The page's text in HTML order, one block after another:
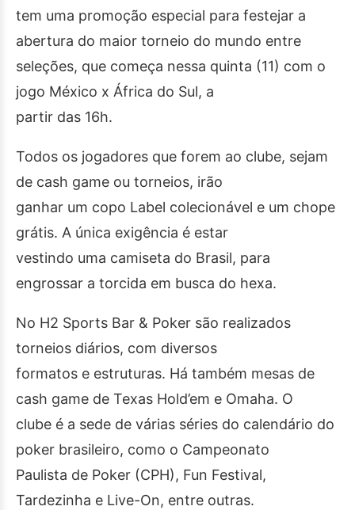
tem uma promoção especial para festejar a
abertura do maior torneio do mundo entre
seleções, que começa nessa quinta (11) com o
jogo México x África do Sul, a
partir das 16h.
Todos os jogadores que forem ao clube, sejam
de cash game ou torneios, irão
ganhar um copo Label colecionável e um chope
grátis. A única exigência é estar
vestindo uma camiseta do Brasil, para
engrossar a torcida em busca do hexa.
No H2 Sports Bar & Poker são realizados
torneios diários, com diversos
formatos e estruturas. Há também mesas de
cash game de Texas Hold’em e Omaha. O
clube é a sede de várias séries do calendário do
poker brasileiro, como o Campeonato
Paulista de Poker (CPH), Fun Festival,
Tardezinha e Live-On, entre outras.